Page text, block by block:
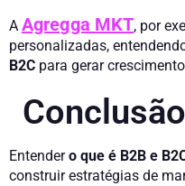
A Agregga MKT, por
personalizadas,
B2C para gerar
Conclusão
Entendero que é B2B e
construir estratégias de